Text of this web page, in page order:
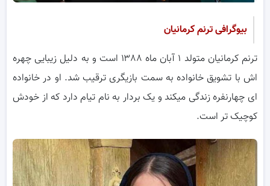
بیوگرافی ترنم کرمانیان
ترنم کرمانیان متولد ۱ آبان ماه ۱۳۸۸ است و به دلیل زیبایی چهره
اش با تشویق خانواده به سمت بازیگری ترقیب شد. او در خانواده
ای چهارنفره زندگی میکند و یک بردار به نام تیام دارد که از خودش
کوچیک تر است.